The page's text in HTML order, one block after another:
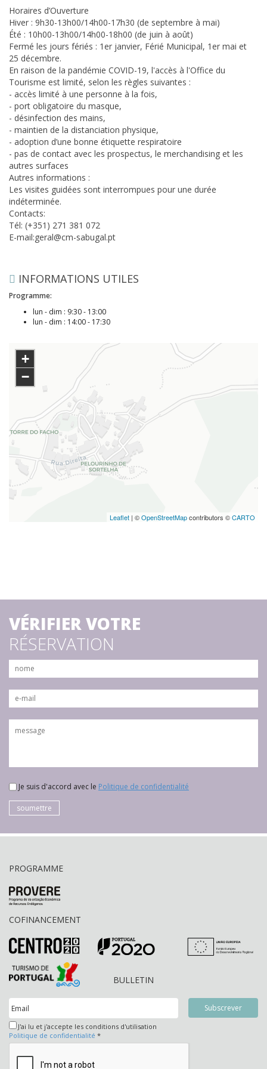
Horaires d’Ouverture
Hiver : 9h30-13h00/14h00-17h30 (de septembre à mai)
Été : 10h00-13h00/14h00-18h00 (de juin à août)
Fermé les jours fériés : 1er janvier, Férié Municipal, 1er mai et
25 décembre.
En raison de la pandémie COVID-19, l'accès à l'Office du
Tourisme est limité, selon les règles suivantes :
- accès limité à une personne à la fois,
- port obligatoire du masque,
- désinfection des mains,
- maintien de la distanciation physique,
- adoption d’une bonne étiquette respiratoire
- pas de contact avec les prospectus, le merchandising et les
autres surfaces
Autres informations :
Les visites guidées sont interrompues pour une durée
indéterminée.
Contacts:
Tél: (+351) 271 381 072
E-mail:geral@cm-sabugal.pt
INFORMATIONS UTILES
Programme:
lun - dim : 9:30 - 13:00
lun - dim : 14:00 - 17:30
+
−
Leaflet | ©OpenStreetMapcontributors ©CARTO
VÉRIFIER VOTRE
RÉSERVATION
Je suis d'accord avec le Politique de confidentialité
soumettre
PROGRAMME
COFINANCEMENT
BULLETIN
J'ai lu et j'accepte les conditions d'utilisation
Politique de confidentialité *